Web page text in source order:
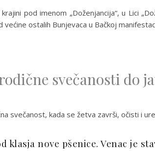
pod imenom „Doženjancija“, u Lici
ostalih Bunjevaca u Bačkoj
svečanosti do
svečanost, kada se žetva završi, očisti i
klasja nove pšenice. Venac je